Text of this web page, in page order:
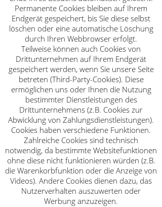
Permanente Cookies bleiben auf Ihrem
Endgerät gespeichert, bis Sie diese selbst
löschen oder eine automatische Löschung
durch Ihren Webbrowser erfolgt.
Teilweise können auch Cookies von
Drittunternehmen auf Ihrem Endgerät
gespeichert werden, wenn Sie unsere Seite
betreten (Third-Party-Cookies). Diese
ermöglichen uns oder Ihnen die Nutzung
bestimmter Dienstleistungen des
Drittunternehmens (z.B. Cookies zur
Abwicklung von Zahlungsdienstleistungen).
Cookies haben verschiedene Funktionen.
Zahlreiche Cookies sind technisch
notwendig, da bestimmte Websitefunktionen
ohne diese nicht funktionieren würden (z.B.
die Warenkorbfunktion oder die Anzeige von
Videos). Andere Cookies dienen dazu, das
Nutzerverhalten auszuwerten oder
Werbung anzuzeigen.